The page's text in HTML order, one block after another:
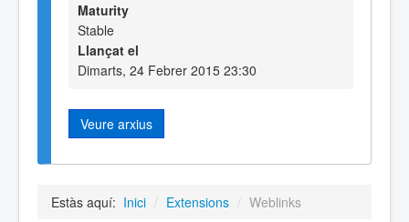
Maturity
Stable
Llançat el
Dimarts, 24 Febrer 2015 23:30
Veure arxius
Estàs aquí: Inici / Extensions / Weblinks